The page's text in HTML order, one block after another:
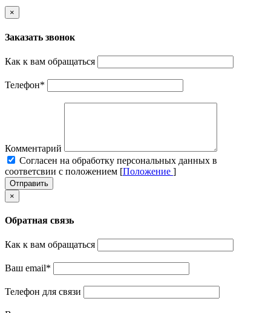
×
Заказать звонок
Как к вам обращаться
Телефон*
Комментарий
Cогласен на обработку персональных данных в
соответсвии с положением [Положение ]
Отправить
×
Обратная связь
Как к вам обращаться
Ваш email*
Телефон для связи